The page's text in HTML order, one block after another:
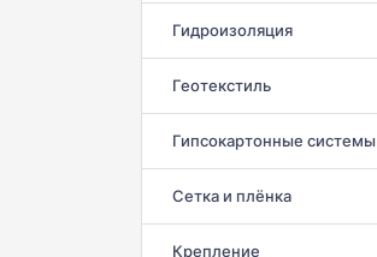
Гидроизоляция
Геотекстиль
Гипсокартонные системы
Сетка и плёнка
Крепление